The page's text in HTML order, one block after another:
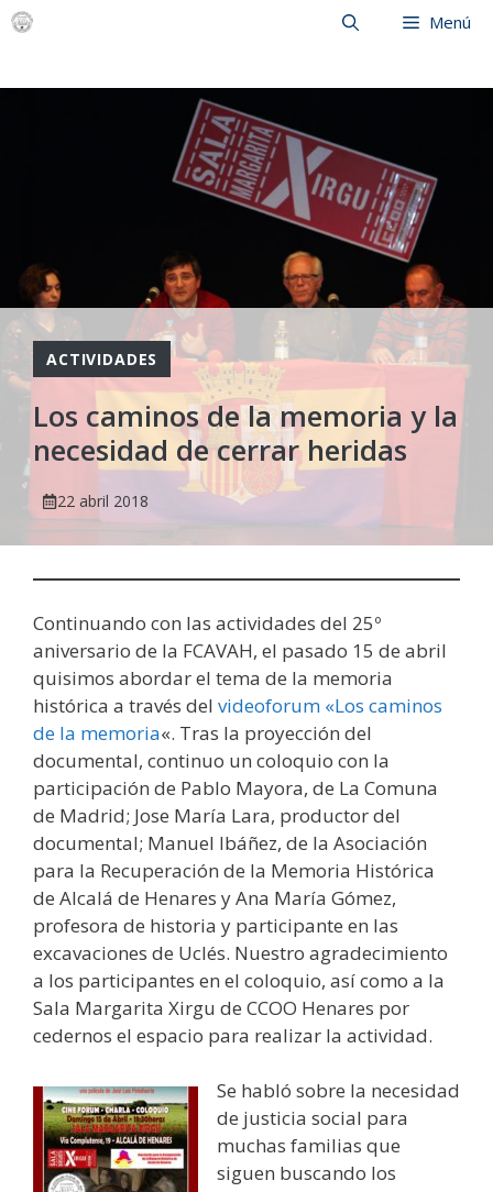
Saltar
Menú
ACTIVIDADES
Los caminos de la memoria y la
necesidad de cerrar heridas
22 abril 2018
Continuando con las actividades del 25º
aniversario de la FCAVAH, el pasado 15 de abril
quisimos abordar el tema de la memoria
histórica a través del videoforum «Los caminos
de la memoria«. Tras la proyección del
documental, continuo un coloquio con la
participación de Pablo Mayora, de La Comuna
de Madrid; Jose María Lara, productor del
documental; Manuel Ibáñez, de la Asociación
para la Recuperación de la Memoria Histórica
de Alcalá de Henares y Ana María Gómez,
profesora de historia y participante en las
excavaciones de Uclés. Nuestro agradecimiento
a los participantes en el coloquio, así como a la
Sala Margarita Xirgu de CCOO Henares por
cedernos el espacio para realizar la actividad.
Se habló sobre la necesidad
de justicia social para
muchas familias que
siguen buscando los